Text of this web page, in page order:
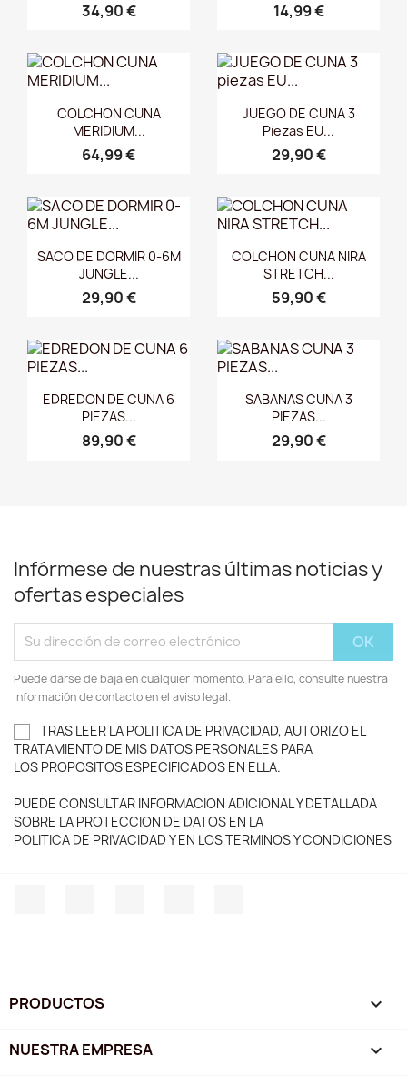
34,90 € 14,99 €
Vista rápida
COLCHON CUNA
MERIDIUM...
64,99 €
Vista rápida
JUEGO DE CUNA 3
Piezas EU...
29,90 €
Vista rápida
SACO DE DORMIR 0-6M
JUNGLE...
29,90 €
Vista rápida
COLCHON CUNA NIRA
STRETCH...
59,90 €
Vista rápida
EDREDON DE CUNA 6
PIEZAS...
89,90 €
Vista rápida
SABANAS CUNA 3
PIEZAS...
29,90 €
Infórmese de nuestras últimas noticias y
ofertas especiales
Puede darse de baja en cualquier momento. Para ello, consulte nuestra
información de contacto en el aviso legal.
TRAS LEER LA POLITICA DE PRIVACIDAD, AUTORIZO EL
TRATAMIENTO DE MIS DATOS PERSONALES PARA
LOS PROPOSITOS ESPECIFICADOS EN ELLA.
PUEDE CONSULTAR INFORMACION ADICIONAL Y DETALLADA
SOBRE LA PROTECCION DE DATOS EN LA
POLITICA DE PRIVACIDAD Y EN LOS TERMINOS Y CONDICIONES
PRODUCTOS 
NUESTRA EMPRESA 